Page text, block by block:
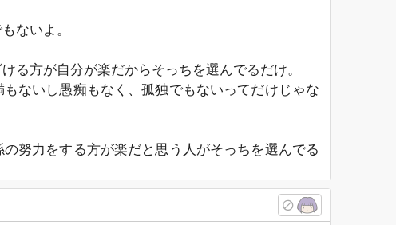
ないよ。
る方が自分が楽だからそっちを選んでるだけ。
ないし愚痴もなく、孤独でもないってだけじゃな
努力をする方が楽だと思う人がそっちを選んでる